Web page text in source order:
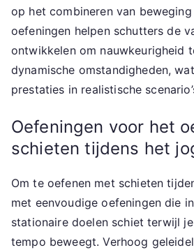
op het combineren van
oefeningen helpen schutters de
ontwikkelen om nauwkeurigheid
dynamische omstandigheden,
prestaties in realistische
Oefeningen voor het
schieten tijdens het
Om te oefenen met schieten
met eenvoudige oefeningen die
stationaire doelen schiet terwijl
tempo beweegt. Verhoog